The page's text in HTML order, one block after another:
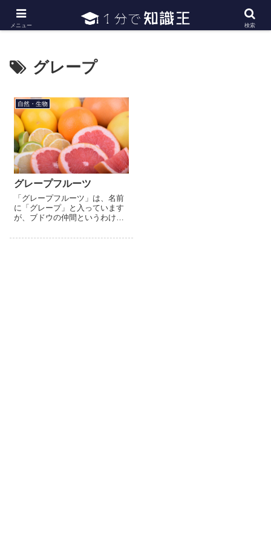
日常で必要な常識・知識や雑学・豆知識を幅広く紹介
グレープ
自然・生物
グレープフルーツ
「グレープフルーツ」は、名前
に「グレープ」と入っています
が、ブドウの仲間というわけで
ツが木に生る時に、ブドウの房
メニュー 検索